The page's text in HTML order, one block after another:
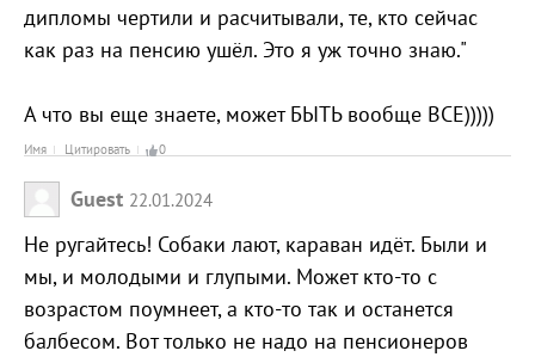
дипломы чертили и расчитывали, те, кто сейчас
как раз на пенсию ушёл. Это я уж точно знаю."
А что вы еще знаете, может БЫТЬ вообще ВСЕ)))))
Имя Цитировать 0
Guest 22.01.2024
Не ругайтесь! Собаки лают, караван идёт. Были и
мы, и молодыми и глупыми. Может кто-то с
возрастом поумнеет, а кто-то так и останется
балбесом. Вот только не надо на пенсионеров